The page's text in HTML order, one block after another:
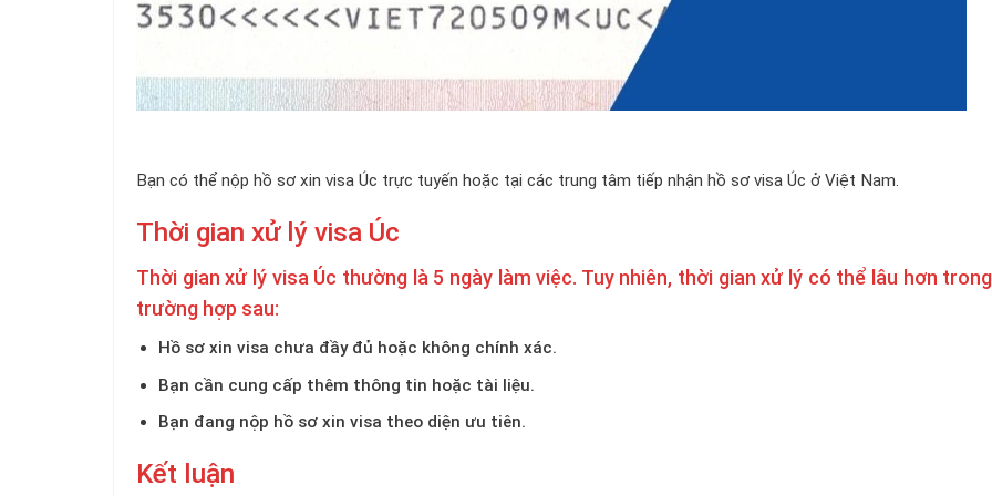
Bạn có thể nộp hồ sơ xin visa Úc trực tuyến hoặc tại các trung tâm tiếp nhận hồ sơ visa Úc ở Việt Nam.
Thời gian xử lý visa Úc
Thời gian xử lý visa Úc thường là 5 ngày làm việc. Tuy nhiên, thời gian xử lý có thể lâu hơn
trường hợp sau:
Hồ sơ xin visa chưa đầy đủ hoặc không chính xác.
Bạn cần cung cấp thêm thông tin hoặc tài liệu.
Bạn đang nộp hồ sơ xin visa theo diện ưu tiên.
Kết luận